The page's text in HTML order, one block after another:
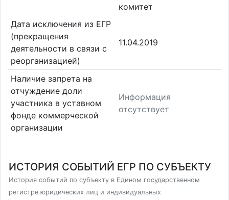
комитет
Дата исключения из ЕГР
(прекращения
деятельности в связи с
реорганизацией)
11.04.2019
Наличие запрета на
отчуждение доли
участника в уставном
фонде коммерческой
организации
Информация
отсутствует
ИСТОРИЯ СОБЫТИЙ ЕГР ПО СУБЪЕКТУ
История событий по субъекту в Едином государственном
регистре юридических лиц и индивидуальных